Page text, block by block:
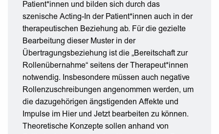
Patient*innen und bilden sich durch das
szenische Acting-In der Patient*innen auch in der
therapeutischen Beziehung ab. Für die gezielte
Bearbeitung dieser Muster in der
Übertragungsbeziehung ist die „Bereitschaft zur
Rollenübernahme“ seitens der Therapeut*innen
notwendig. Insbesondere müssen auch negative
Rollenzuschreibungen angenommen werden, um
die dazugehörigen ängstigenden Affekte und
Impulse im Hier und Jetzt bearbeiten zu können.
Theoretische Konzepte sollen anhand von